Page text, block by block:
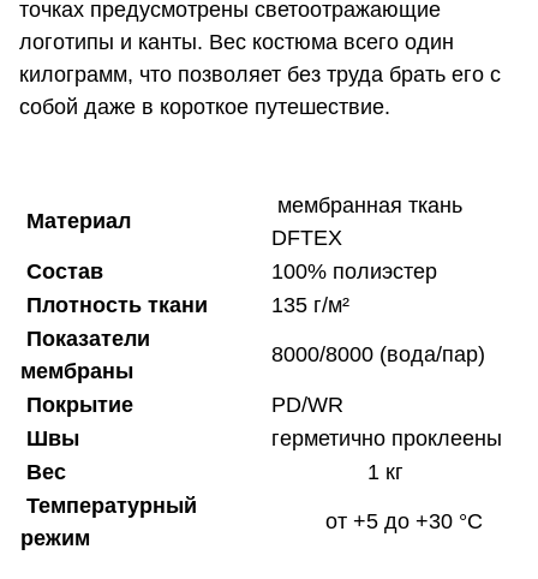
точках предусмотрены светоотражающие
логотипы и канты. Вес костюма всего один
килограмм, что позволяет без труда брать его с
собой даже в короткое путешествие.
Материал
мембранная ткань
DFTEX
Состав
100% полиэстер
Плотность ткани
135 г/м²
Показатели
мембраны
8000/8000 (вода/пар)
Покрытие
PD/WR
Швы
герметично проклеены
Вес
1 кг
Температурный
режим
от +5 до +30 °С